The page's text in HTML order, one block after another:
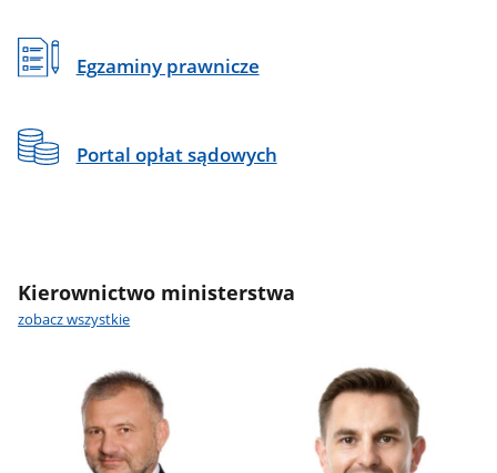
Egzaminy prawnicze
Portal opłat sądowych
Kierownictwo ministerstwa
zobacz wszystkie